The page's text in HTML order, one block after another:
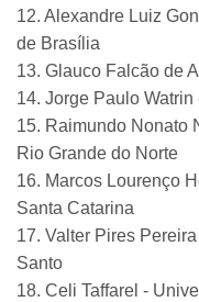
12. Alexandre Luiz
de Brasília
13. Glauco Falcão de
14. Jorge Paulo
15. Raimundo Nonato
Rio Grande do Norte
16. Marcos Lourenço
Santa Catarina
17. Valter Pires
Santo
18. Celi Taffarel -